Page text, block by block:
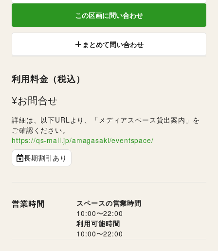
この区画に問い合わせ
まとめて問い合わせ
利用料金（税込）
¥お問合せ
詳細は、以下URLより、「メディアスペース貸出案内」を
ご確認ください。
https://qs-mall.jp/amagasaki/eventspace/
長期割引あり
営業時間
スペースの営業時間
10:00〜22:00
利用可能時間
10:00〜22:00